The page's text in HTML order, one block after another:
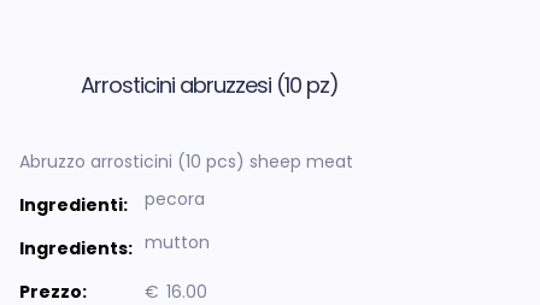
Arrosticini abruzzesi (10 pz)
Abruzzo arrosticini (10 pcs) sheep meat
Ingredienti:
pecora
Ingredients: mutton
Prezzo: € 16.00